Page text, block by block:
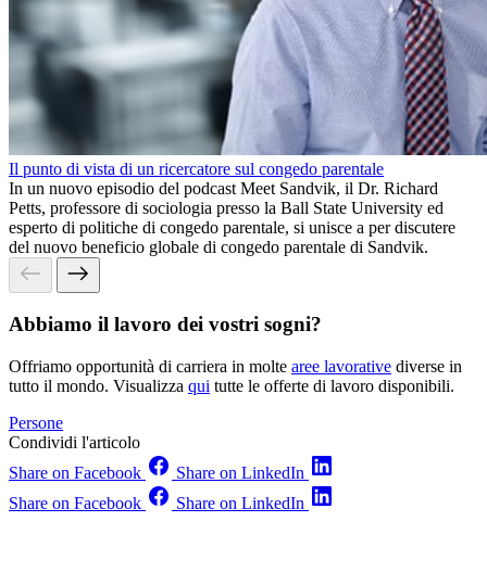
Il punto di vista di un ricercatore sul congedo parentale
In un nuovo episodio del podcast Meet Sandvik, il Dr. Richard
Petts, professore di sociologia presso la Ball State University ed
esperto di politiche di congedo parentale, si unisce a per discutere
del nuovo beneficio globale di congedo parentale di Sandvik.
Abbiamo il lavoro dei vostri sogni?
Offriamo opportunità di carriera in molte aree lavorative diverse in
tutto il mondo. Visualizza qui tutte le offerte di lavoro disponibili.
Persone
Condividi l'articolo
Share on Facebook
Share on LinkedIn
Share on Facebook
Share on LinkedIn